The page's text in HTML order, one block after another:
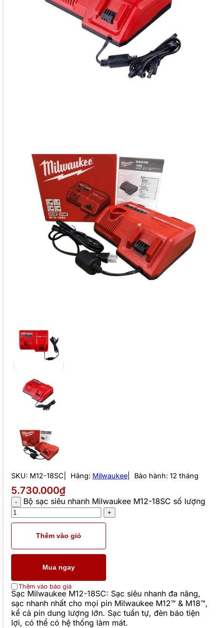
SKU: M12-18SC Hãng: Milwaukee Bảo hành: 12 tháng
5.730.000₫
Bộ sạc siêu nhanh Milwaukee M12-18SC số lượng
Thêm vào giỏ
Mua ngay
Thêm vào báo giá
Sạc Milwaukee M12-18SC: Sạc siêu nhanh đa năng,
sạc nhanh nhất cho mọi pin Milwaukee M12™ & M18™,
kể cả pin dung lượng lớn. Sạc tuần tự, đèn báo tiện
lợi, có thể có hệ thống làm mát.